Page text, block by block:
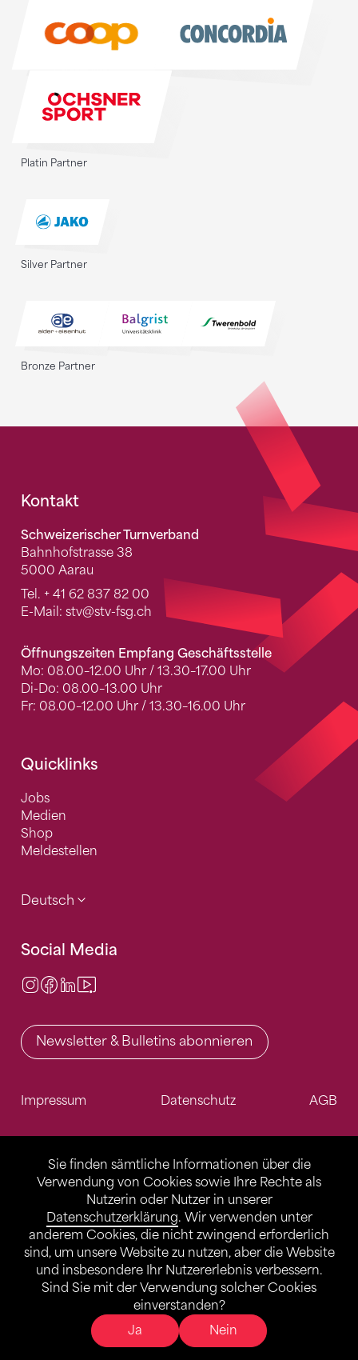
Sie finden sämtliche Informationen über die
Verwendung von Cookies sowie Ihre Rechte als
Nutzerin oder Nutzer in unserer
Datenschutzerklärung. Wir verwenden unter
anderem Cookies, die nicht zwingend erforderlich
sind, um unsere Website zu nutzen, aber die Website
und insbesondere Ihr Nutzererlebnis verbessern.
Sind Sie mit der Verwendung solcher Cookies
einverstanden?
Ja
Nein
Platin Partner
Silver Partner
Bronze Partner
Fusszeile
Kontakt
Schweizerischer Turnverband
Bahnhofstrasse 38
5000 Aarau
Tel. + 41 62 837 82 00
E-Mail: stv@stv-fsg.ch
Öffnungszeiten Empfang Geschäftsstelle
Mo: 08.00–12.00 Uhr / 13.30–17.00 Uhr
Di-Do: 08.00–13.00 Uhr
Fr: 08.00–12.00 Uhr / 13.30–16.00 Uhr
Quicklinks
Jobs
Medien
Shop
Meldestellen
Deutsch
Social Media
Instagram
Facebook
LinkedIn
Newsletter & Bulletins abonnieren
Impressum Datenschutz AGB